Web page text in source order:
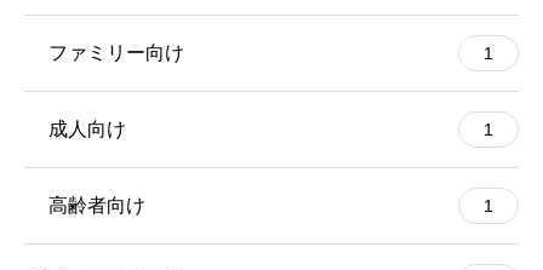
ファミリー向け 1
成人向け 1
高齢者向け 1